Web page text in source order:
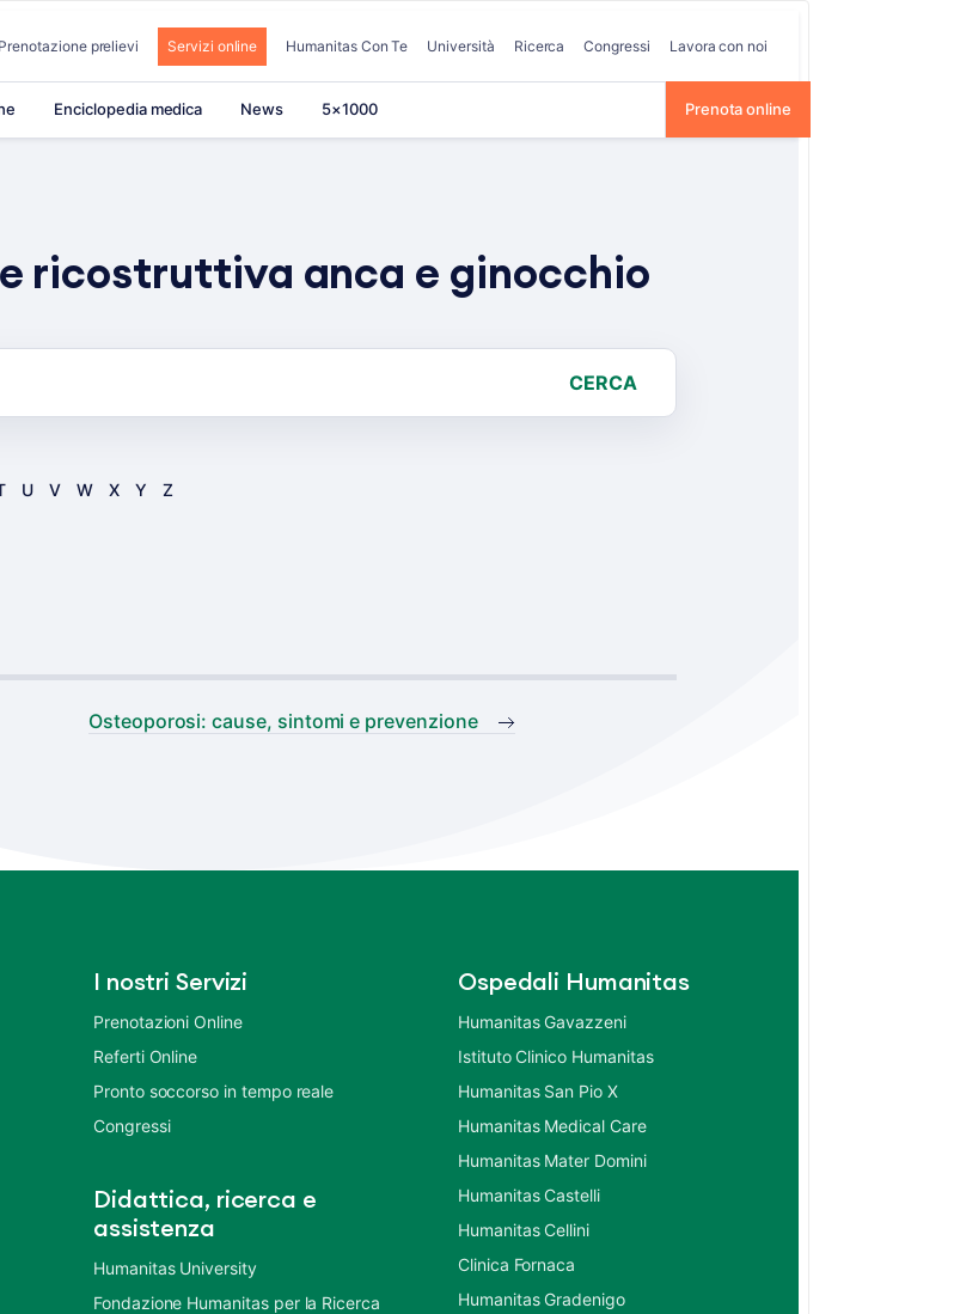
Prenotazione prelievi Servizi online Humanitas Con Te Università Ricerca Congressi Lavora con noi
Enciclopedia medica News 5×1000 Prenota online
ricostruttiva anca e ginocchio
CERCA
U V W X Y Z
Osteoporosi: cause, sintomi e prevenzione
I nostri Servizi
Prenotazioni Online
Referti Online
Pronto soccorso in tempo reale
Congressi
Didattica, ricerca e
assistenza
Humanitas University
Fondazione Humanitas per la Ricerca
Ospedali Humanitas
Humanitas Gavazzeni
Istituto Clinico Humanitas
Humanitas San Pio X
Humanitas Medical Care
Humanitas Mater Domini
Humanitas Castelli
Humanitas Cellini
Clinica Fornaca
Humanitas Gradenigo